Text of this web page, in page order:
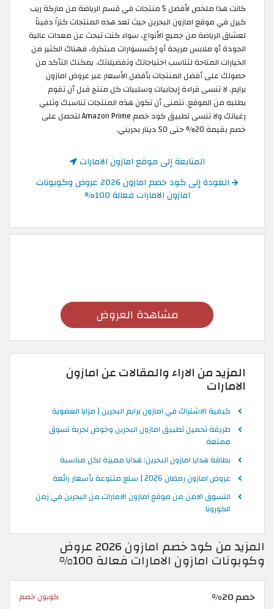
كانت هذا ملخص لأفضل 5 منتجات في قسم الرياضة من ماركة ريب
كيرل في موقع امازون البحرين حيث تعد هذه المنتجات كنزاً دفيناً
لعشاق الرياضة من جميع الأنواع، سواء كنت تبحث عن معدات عالية
الجودة أو ملابس مريحة أو إكسسوارات مبتكرة، فهناك الكثير من
الخيارات المتاحة لتناسب احتياجاتك وتفضيلاتك. يمكنك التأكد من
حصولك على أفضل المنتجات بأفضل الأسعار عبر عروض امازون
برايم. لا تنسى قراءة إيجابيات وسلبيات كل منتج قبل أن تقوم
بطلبه من الموقع. نتمنى أن تكون هذه المنتجات تناسبك وتلبي
رغباتك ولا تنسى تطبيق كود خصم Amazon Prime لتحصل على
خصم بقيمة 20% حتى 50 دينار بحريني.
المتابعة إلى موقع امازون الامارات
العودة إلى كود خصم امازون 2026 عروض وكوبونات
امازون الامارات فعالة 100%
مشاهدة العروض
المزيد من الاراء والمقالات عن امازون
الامارات
كيفية الاشتراك في امازون برايم البحرين | مزايا العضوية
طريقة تحميل تطبيق امازون البحرين وخوض تجربة تسوق
ممتعة
بطاقة هدايا امازون البحرين: هدايا مميزة لكل مناسبة
عروض امازون رمضان 2026 | سلع متنوعة بأسعار رائعة
التسوق الامن من موقع امازون الامارات من البحرين في زمن
الكورونا
المزيد من كود خصم امازون 2026 عروض
وكوبونات امازون الامارات فعالة 100%
خصم 20% كوبون خصم